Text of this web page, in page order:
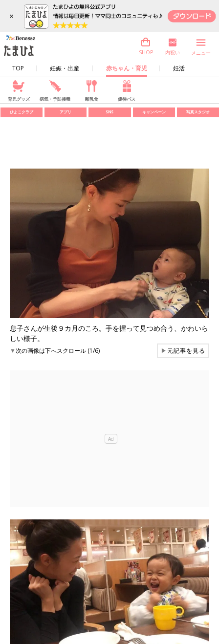
×
TOP 妊娠・出産 赤ちゃん・育児 妊活
SHOP 内祝い メニュー
育児グッズ 病気・予防接種 離乳食 優待パス
ひよこクラブ アプリ SNS キャンペーン 写真スタジオ
息子さんが生後９カ月のころ。手を握って見つめ合う、かわいら
しい様子。
▼次の画像は下へスクロール (1/6) ▶元記事を見る